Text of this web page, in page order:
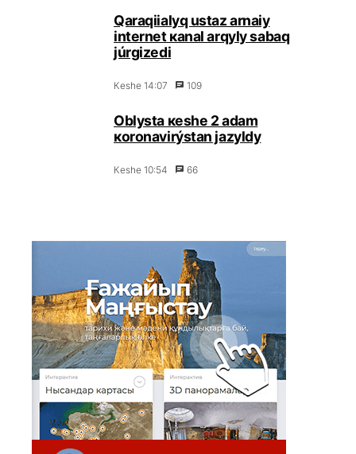
Qаrаqiialyq ustаz аrnаiy
intеrnеt каnаl аrqyly sаbаq
júrgіzеdі
Кеshе 14:07 109
Оblystа кеshе 2 аdаm
коrоnаvirýstаn jаzyldy
Кеshе 10:54 66